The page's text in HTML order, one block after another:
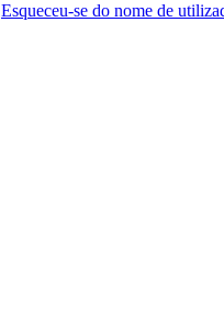
Esqueceu-se do nome de